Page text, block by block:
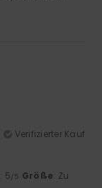
Verifizierter Kauf
: 5/5 Größe: Zu